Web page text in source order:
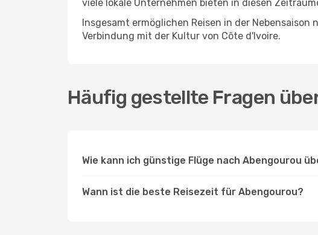
viele lokale Unternehmen bieten in diesen
Insgesamt ermöglichen Reisen in der
Verbindung mit der Kultur von Côte d'Ivoire.
Häufig gestellte Fragen
Wie kann ich günstige Flüge nach Abengourou
Wann ist die beste Reisezeit für Abengourou?